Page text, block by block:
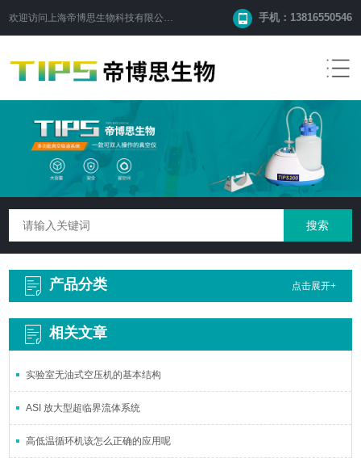
欢迎访问 上海帝博思生物科技有限公司 手机：13816550546
产品分类 点击展开+
相关文章
实验室无油式空压机的基本结构
ASI 放大型超临界流体系统
高低温循环机该怎么正确的应用呢